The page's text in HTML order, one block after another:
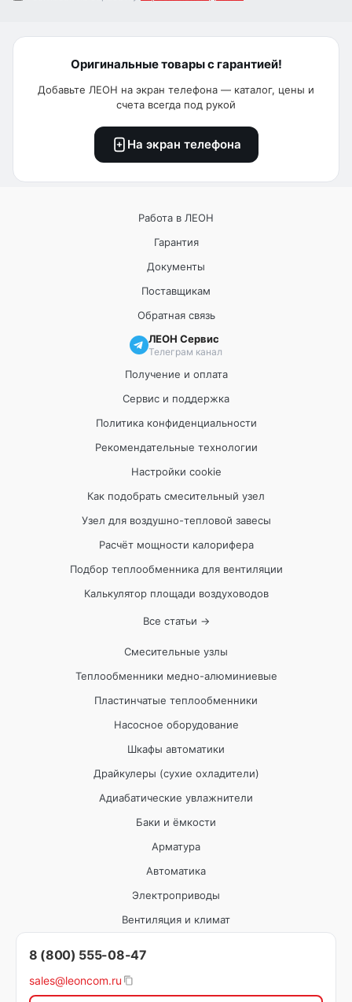
Оригинальные товары с гарантией!
Добавьте ЛЕОН на экран телефона — каталог, цены и
счета всегда под рукой
На экран телефона
Работа в ЛЕОН
Гарантия
Документы
Поставщикам
Обратная связь
ЛЕОН Сервис
Телеграм канал
Получение и оплата
Сервис и поддержка
Политика конфиденциальности
Рекомендательные технологии
Настройки cookie
Как подобрать смесительный узел
Узел для воздушно-тепловой завесы
Расчёт мощности калорифера
Подбор теплообменника для вентиляции
Калькулятор площади воздуховодов
Все статьи →
Смесительные узлы
Теплообменники медно-алюминиевые
Пластинчатые теплообменники
Насосное оборудование
Шкафы автоматики
Драйкулеры (сухие охладители)
Адиабатические увлажнители
Баки и ёмкости
Арматура
Автоматика
Электроприводы
Вентиляция и климат
8 (800) 555-08-47
sales@leoncom.ru